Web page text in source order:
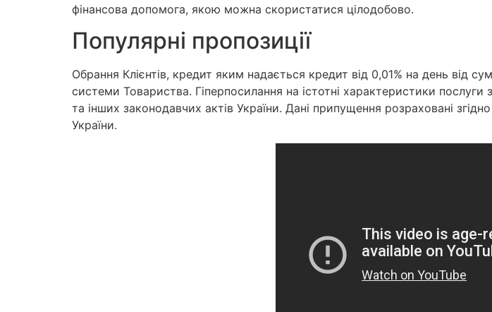
фінансова допомога, якою можна скористатися цілодобово.
Популярні пропозиції
Обрання Клієнтів, кредит яким надається кредит від 0,01% на день від
системи Товариства. Гіперпосилання на істотні характеристики
та інших законодавчих актів України. Дані припущення розраховані
України.